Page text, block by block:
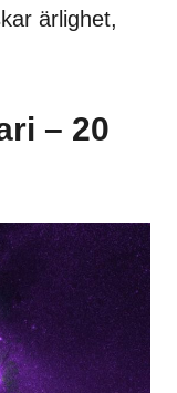
ärlighet,
– 20